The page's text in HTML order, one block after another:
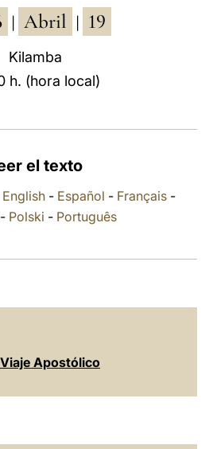
Abril 19
Kilamba
h. (hora local)
el texto
English- Español - Français-
- Polski - Português
Apostólico